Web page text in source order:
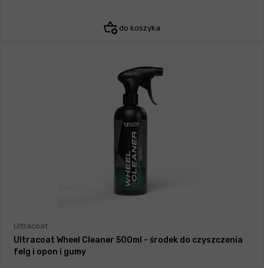
do koszyka
Ultracoat
Ultracoat Wheel Cleaner 500ml - środek do czyszczenia
felg i opon i gumy